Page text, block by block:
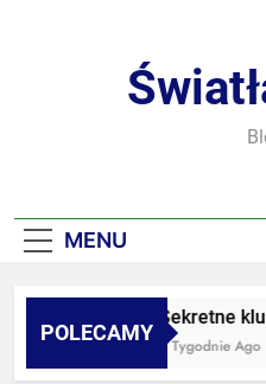
MENU
POLECAMY
Sekretne
3 Tygodnie Ago